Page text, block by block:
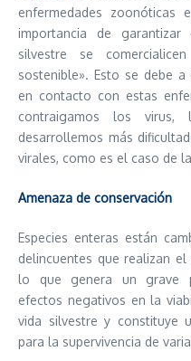
enfermedades
importancia de
silvestre se
sostenible». Esto se debe
en contacto con estas
contraigamos los
desarrollemos más
virales, como es el caso de
Amenaza de conservación
Especies enteras están
delincuentes que realizan
lo que genera un grave
efectos negativos en la
vida silvestre y constituye
para la supervivencia de